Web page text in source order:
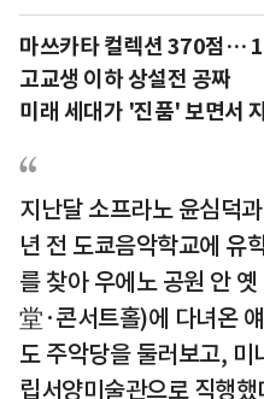
마쓰카타 컬렉션 370점…
고교생 이하 상설전 공짜
미래 세대가 '진품' 보면서
지난달 소프라노 윤심덕
년 전 도쿄음악학교에 유
를 찾아 우에노 공원 안
堂·콘서트홀)에 다녀온
도 주악당을 둘러보고, 미
립서양미술관으로 직행